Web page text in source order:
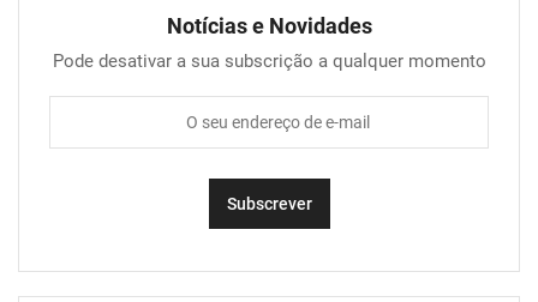
Notícias e Novidades
Pode desativar a sua subscrição a qualquer momento